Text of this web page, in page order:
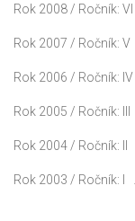
Rok 2008 / Ročník: VI
Rok 2007 / Ročník: V
Rok 2006 / Ročník: IV
Rok 2005 / Ročník: III
Rok 2004 / Ročník: II
Rok 2003 / Ročník: I